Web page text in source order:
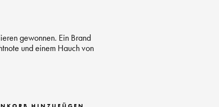
gewonnen. Ein Brand
und einem Hauch von